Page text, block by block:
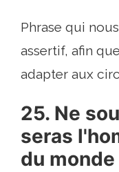
Phrase qui
assertif, afin
adapter aux
25. Ne
seras
du monde